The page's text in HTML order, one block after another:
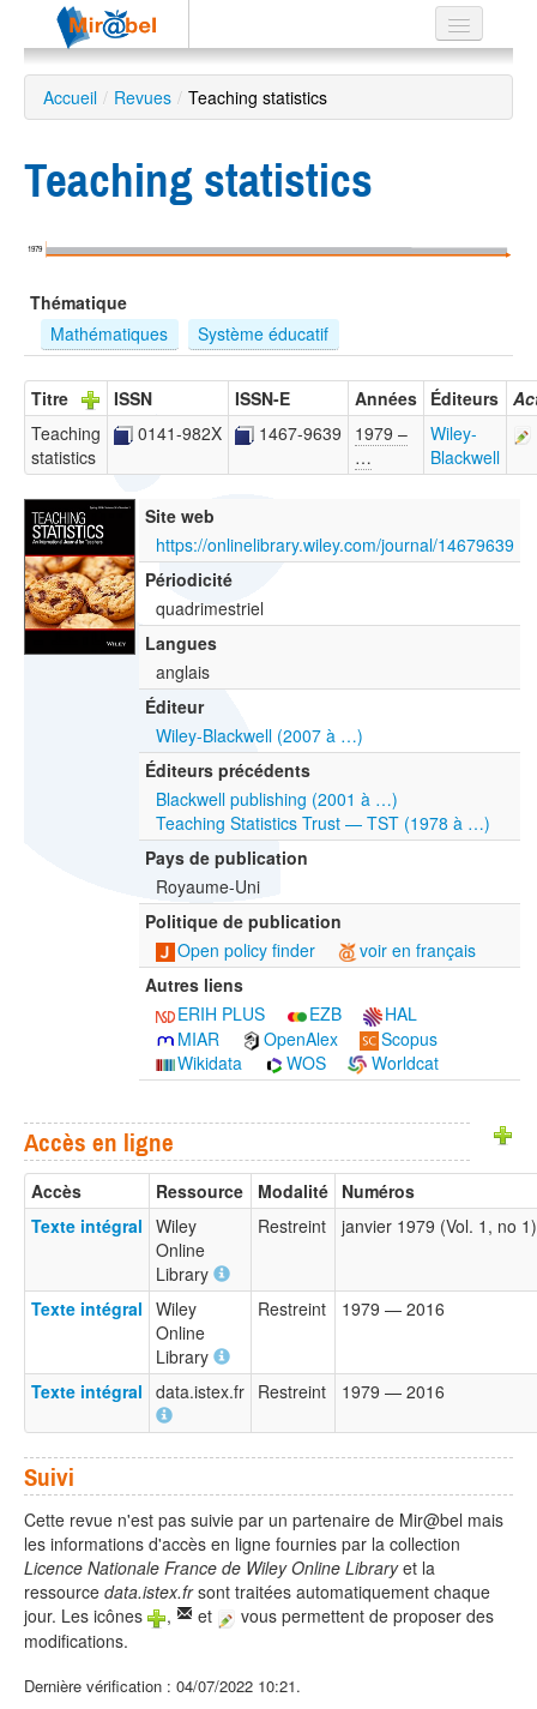
Le réseau
Soutien
Recherche
avancée
EN
ES
?
Accueil / Revues / Teaching statistics
Teaching statistics
1979
Thématique
Mathématiques
Système éducatif
Titre ISSN ISSN-E Années Éditeurs
Teaching
statistics
0141-982X 1467-9639
1979 –
…
Wiley-
Blackwell
Site web
https://onlinelibrary.wiley.com/journal/14679639
Périodicité
quadrimestriel
Langues
anglais
Éditeur
Wiley-Blackwell (2007 à …)
Éditeurs précédents
Blackwell publishing (2001 à …)
Teaching Statistics Trust — TST (1978 à …)
Pays de publication
Royaume-Uni
Politique de publication
Open policy finder
voir en français
Autres liens
ERIH PLUS
EZB
HAL
MIAR
OpenAlex
Scopus
Wikidata
WOS Worldcat
Accès en ligne
Accès Ressource Modalité Numéros
Texte intégral Wiley
Online
Library
Restreint janvier 1979 (Vol. 1, no
Texte intégral Wiley
Online
Library
Restreint 1979 — 2016
Texte intégral data.istex.fr Restreint 1979 — 2016
Suivi
Cette revue n'est pas suivie par un partenaire de Mir@bel mais
les informations d'accès en ligne fournies par la collection
Licence Nationale France de Wiley Online Libraryet la
ressource data.istex.frsont traitées automatiquement chaque
jour. Les icônes
, et
vous permettent de proposer des
modifications.
Dernière vérification : 04/07/2022 10:21.